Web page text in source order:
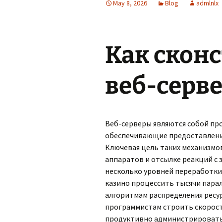
May 8, 2026 Blog admlnlx
Как
веб-
Веб-серверы являются собой
обеспечивающие
Ключевая цель таких
аппаратов и отсылке реакций
несколько уровней
казино процессить тысячи
алгоритмам распределения
программистам строить
продуктивно